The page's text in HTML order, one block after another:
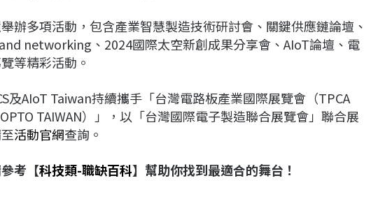
辦多項活動，包含產業智慧製造技術研討會、關鍵供應鏈論壇、
networking、2024國際太空新創成果分享會、AIoT論壇、電
等精彩活動。
及AIoT Taiwan持續攜手「台灣電路板產業國際展覽會（TPCA
TAIWAN）」，以「台灣國際電子製造聯合展覽會」聯合展
活動官網查詢。
考【科技類-職缺百科】幫助你找到最適合的舞台！